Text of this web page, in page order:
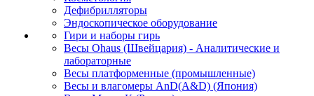
Дефибрилляторы
Эндоскопическое оборудование
Гири и наборы гирь
Весы Ohaus (Швейцария) - Аналитические и
лабораторные
Весы платформенные (промышленные)
Весы и влагомеры AnD(A&D) (Япония)